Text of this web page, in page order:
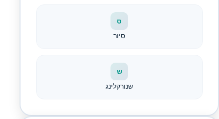
ס
סִיוּר
ש
שנורקלינג